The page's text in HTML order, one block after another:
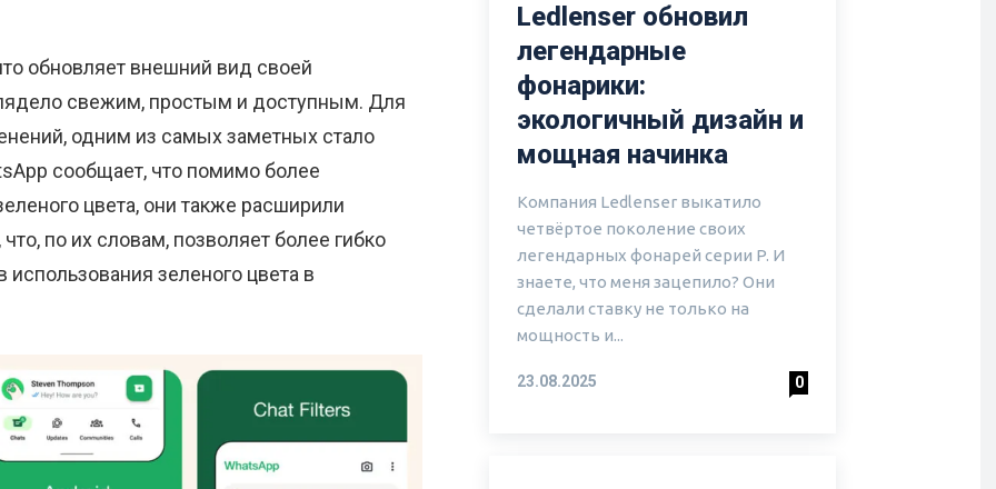
обновляет внешний вид своей
свежим, простым и доступным. Для
одним из самых заметных стало
сообщает, что помимо более
цвета, они также расширили
по их словам, позволяет более гибко
зеленого цвета в
Ledlenser обновил
легендарные
фонарики:
экологичный дизайн и
мощная начинка
Компания Ledlenser выкатило
четвёртое поколение своих
легендарных фонарей серии P. И
знаете, что меня зацепило? Они
сделали ставку не только на
мощность и...
23.08.2025 0